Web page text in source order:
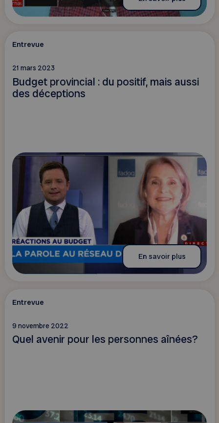
Entrevue
21 mars 2023
Budget provincial : du positif, mais aussi
des déceptions
En savoir plus
Entrevue
9 novembre 2022
Quel avenir pour les personnes aînées?